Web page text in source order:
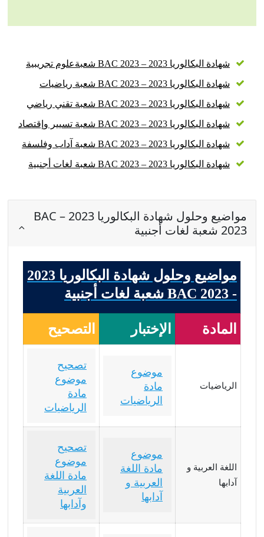
شهادة البكالوريا 2023 – BAC 2023 شعبةعلوم تجريبية
شهادة البكالوريا 2023 – BAC 2023 شعبة رياضيات
شهادة البكالوريا 2023 – BAC 2023 شعبة تقني رياضي
شهادة البكالوريا 2023 – BAC 2023 شعبة تسيير وإقتصاد
شهادة البكالوريا 2023 – BAC 2023 شعبة آداب وفلسفة
شهادة البكالوريا 2023 – BAC 2023 شعبة لغات أجنبية
مواضيع وحلول شهادة البكالوريا 2023 – BAC
2023 شعبة لغات أجنبية
مواضيع وحلول شهادة البكالوريا 2023
- BAC 2023 شعبة لغات أجنبية
المادة الإختبار التصحيح
الرياضيات
موضوع
مادة
الرياضيات
تصحيح
موضوع
مادة
الرياضيات
اللغة العربية و
آدابها
موضوع
مادة اللغة
العربية و
آدابها
تصحيح
موضوع
مادة اللغة
العربية
وآدابها